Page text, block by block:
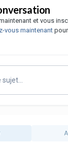
et vous
vous maintenant